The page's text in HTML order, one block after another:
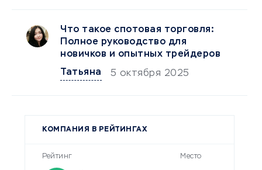
Что такое спотовая торговля:
Полное руководство для
новичков и опытных трейдеров
Татьяна
5 октября 2025
КОМПАНИЯ В РЕЙТИНГАХ
Рейтинг Место